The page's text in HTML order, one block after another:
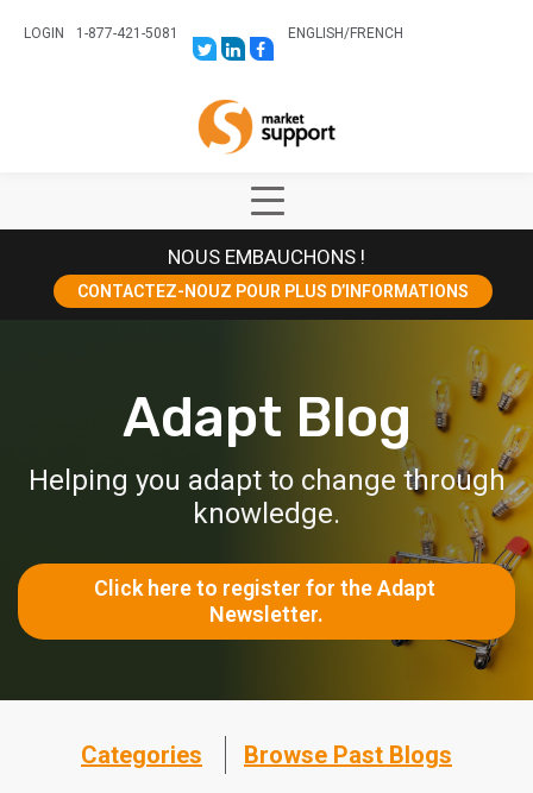
LOGIN
1-877-421-5081
LINK
TO:
LINK
TO:
TRK=BIZ-
COMPANIES-
CYM
LINK
TO:
ENGLISH/FRENCH
Show
Main
Menu
NOUS EMBAUCHONS !
CONTACTEZ-NOUZ POUR PLUS D’INFORMATIONS
Adapt Blog
Helping you adapt to change through
knowledge.
Click here to register for the Adapt
Newsletter.
Categories Browse Past Blogs